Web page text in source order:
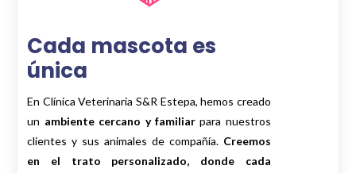
Cada mascota es
única
En Clínica Veterinaria S&R Estepa, hemos creado
un ambiente cercano y familiarpara nuestros
clientes y sus animales de compañía. Creemos
en el trato personalizado, donde cada